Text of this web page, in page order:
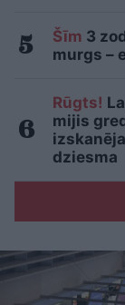
Šīm 3
murgs –
Rūgts!
mijis
dziesma